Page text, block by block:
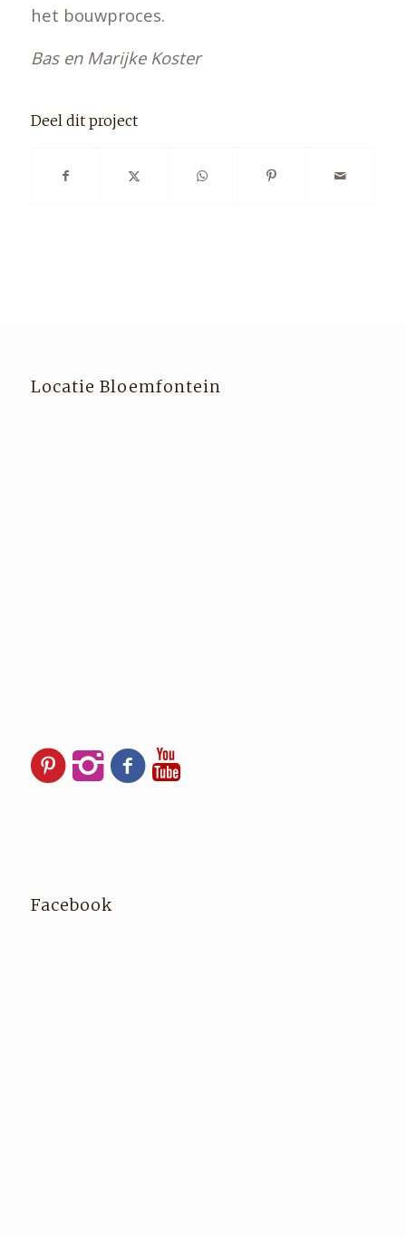
het bouwproces.
Bas en Marijke Koster
Deel dit project
Locatie Bloemfontein
Facebook